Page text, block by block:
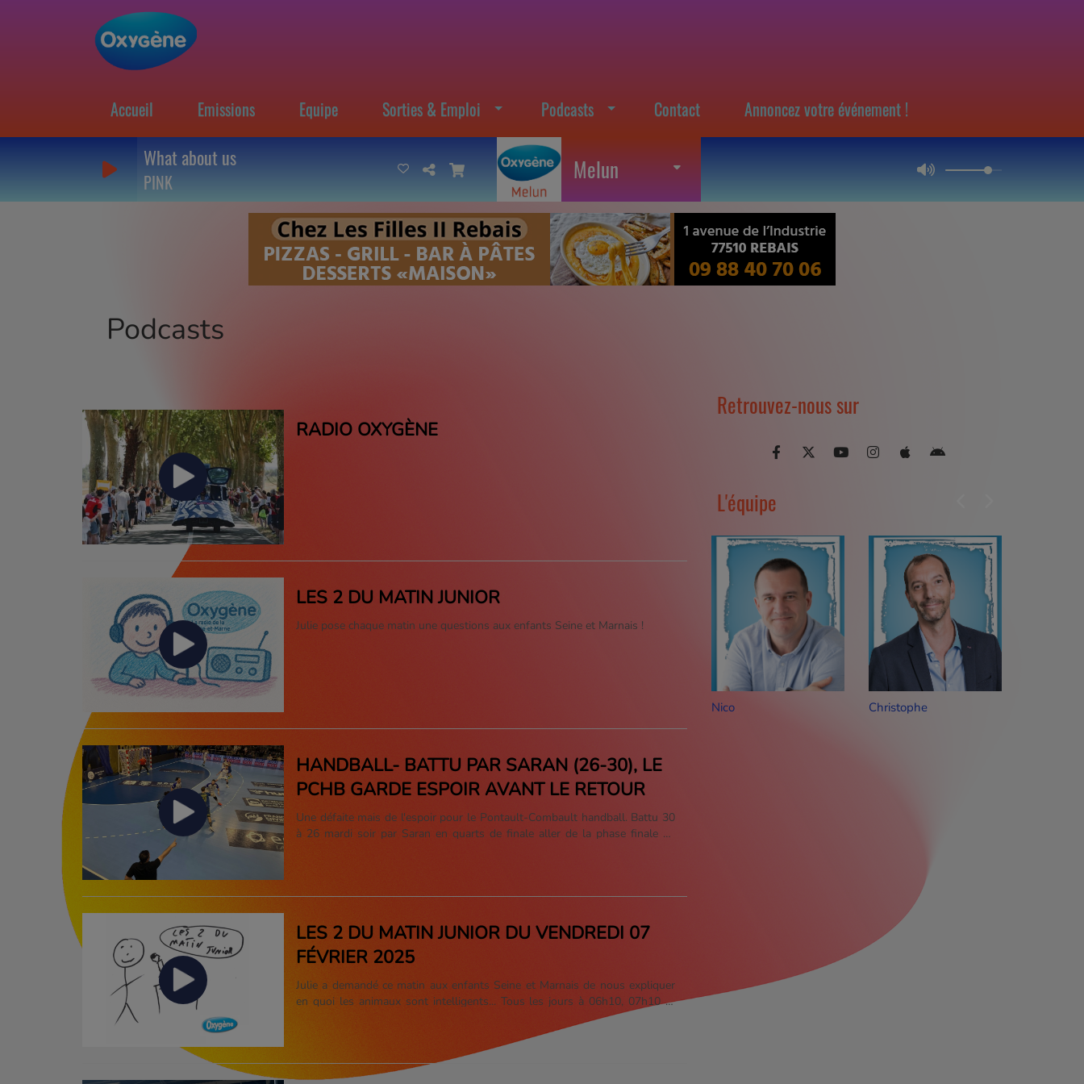
Accueil Emissions Equipe Sorties & Emploi Podcasts Contact Annoncez votre événement !
What about us
PINK Melun
Podcasts
RADIO OXYGÈNE
LES 2 DU MATIN JUNIOR
Julie pose chaque matin une questions aux enfants Seine et Marnais !
HANDBALL- BATTU PAR SARAN (26-30), LE
PCHB GARDE ESPOIR AVANT LE RETOUR
Une défaite mais de l'espoir pour le Pontault-Combault handball. Battu 30
à 26 mardi soir par Saran en quarts de finale aller de la phase finale de
LES 2 DU MATIN JUNIOR DU VENDREDI 07
FÉVRIER 2025
Julie a demandé ce matin aux enfants Seine et Marnais de nous expliquer
en quoi les animaux sont intelligents... Tous les jours à 06h10, 07h10 et
08h10 retrouvez les 2 du Matin Junior sur Oxygène, la radio de la Seine et
Marne !
Retrouvez-nous sur
L'équipe
Christophe Valendrin